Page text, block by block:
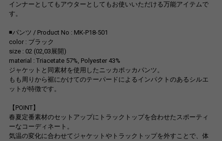
インナーとしてもアウターとしてもお使いいただける万能アイテムで
す。
◾️パンツ / Product No : MK-P18-501
color : ブラック
size : 02 (02,03展開)
material : Triacetate 57%, Polyester 43%
ジャケットと同素材を使用したニッカポッカパンツ。
もも周りから裾にかけてのテーパードによるインパクトのあるシルエ
ットが特徴です。
【POINT】
春夏定番素材のセットアップにトラックトップを合わせたスポーティ
ーなコーディネート。
気温の変化に合わせてジャケットやトラックトップを外すことで、体